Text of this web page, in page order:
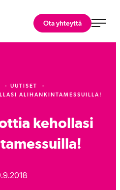
Ota yhteyttä
UUTISET
ALIHANKINTAMESSUILLA!
kehollasi